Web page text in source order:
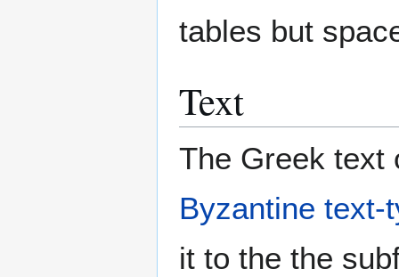
tables but
Text
The Greek text
Byzantine text-
it to the the